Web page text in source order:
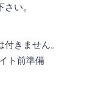
い。
きません。
ト前準備